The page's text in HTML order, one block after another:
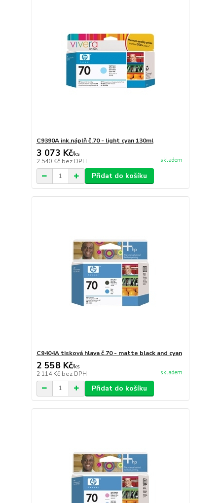
C9390A ink.náplň č.70 - light cyan 130ml
3 073 Kč/ks
2 540 Kč bez DPH skladem
Přidat do košíku
C9404A tisková hlava č.70 - matte black and cyan
2 558 Kč/ks
2 114 Kč bez DPH skladem
Přidat do košíku